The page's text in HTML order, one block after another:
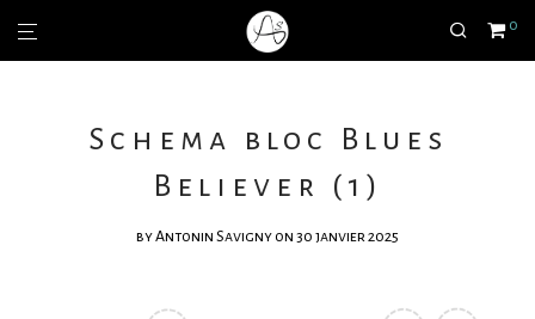
0
Schema bloc Blues
Believer (1)
byAntonin Savigny on 30 janvier 2025